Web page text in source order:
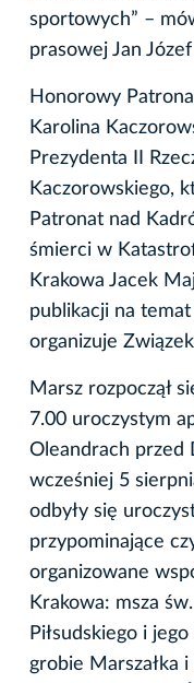
sportowych” –
prasowej Jan
Honorowy
Karolina
Prezydenta II
Kaczorowskiego,
Patronat nad
śmierci w
Krakowa Jacek
publikacji na
organizuje
Marsz rozpoczął
7.00 uroczystym
Oleandrach przed
wcześniej 5
odbyły się
przypominające
organizowane
Krakowa: msza
Piłsudskiego i
grobie Marszałka